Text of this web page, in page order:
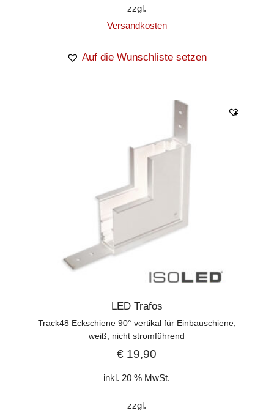
zzgl.
Versandkosten
Auf die Wunschliste setzen
LED Trafos
Track48 Eckschiene 90° vertikal für Einbauschiene,
weiß, nicht stromführend
€ 19,90
inkl. 20 % MwSt.
zzgl.